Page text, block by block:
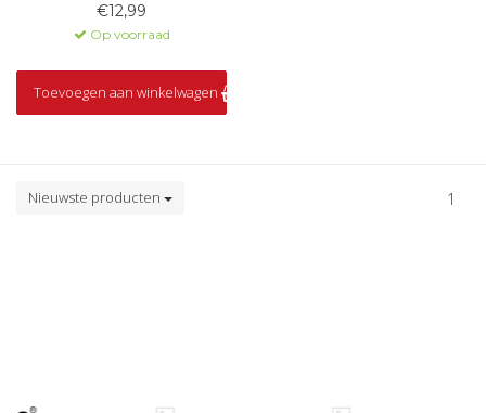
€12,99
Op voorraad
Toevoegen aan winkelwagen
Nieuwste producten 1